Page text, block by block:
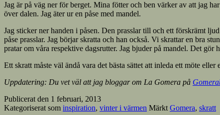
Jag är på väg ner för berget. Mina fötter och ben värker av att jag
över dalen. Jag äter ur en påse med mandel.
Jag sticker ner handen i påsen. Den prasslar till och ett förskrämt
påse prasslar. Jag börjar skratta och han också. Vi skrattar en bra
pratar om våra respektive dagsrutter. Jag bjuder på mandel. Det
Ett skratt måste väl ändå vara det bästa sättet att inleda ett möte eller
Uppdatering: Du vet väl att jag bloggar om La Gomera på
Publicerat den 1 februari, 2013
Kategoriserat som inspiration, vinter i värmen MärktGomera, skratt